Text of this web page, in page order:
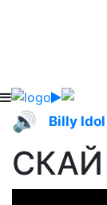
🔊 Billy Idol
СКАЙ